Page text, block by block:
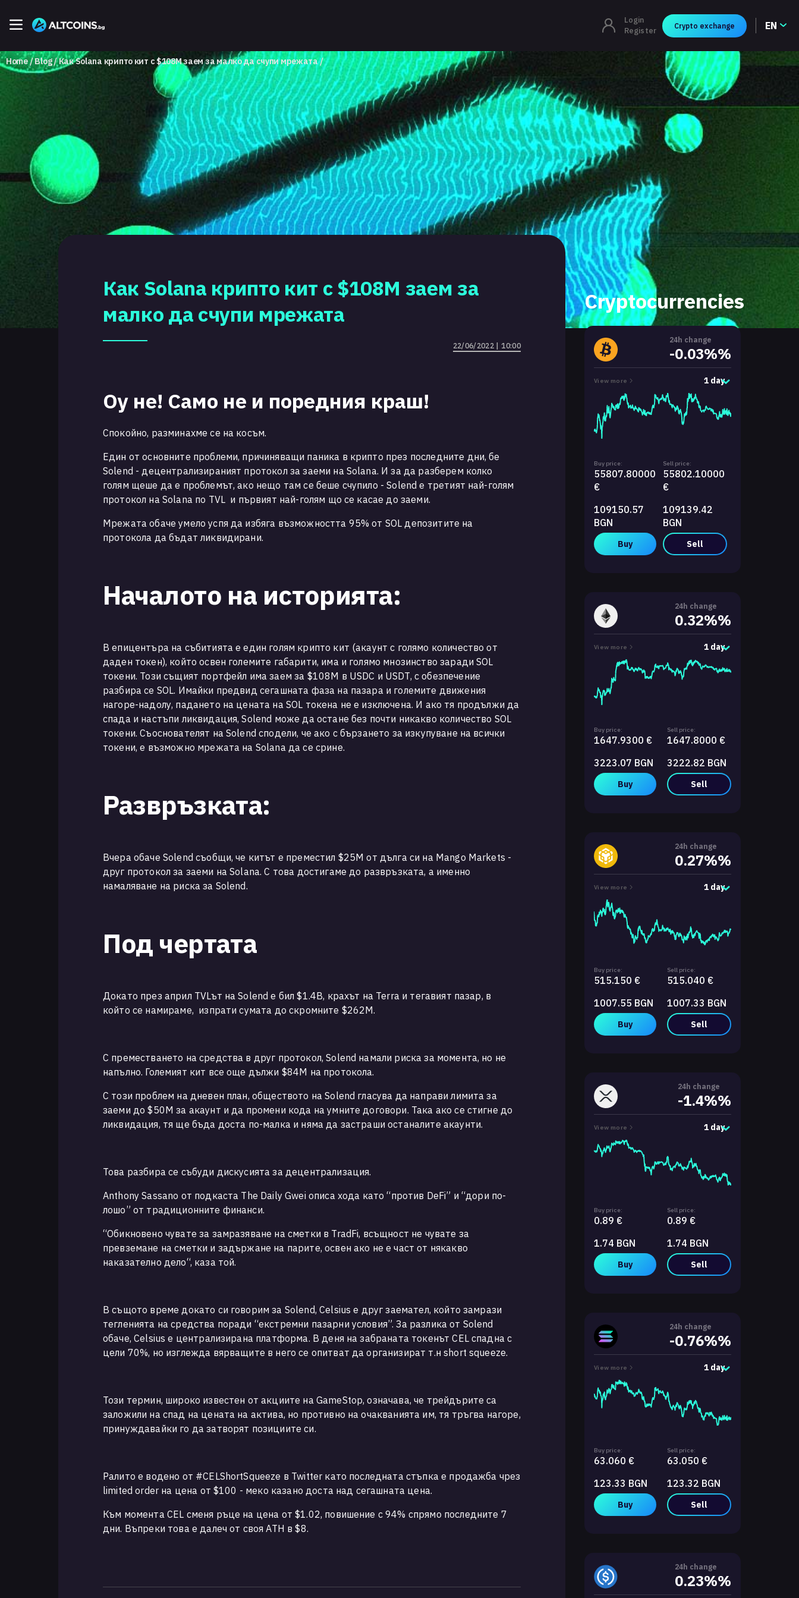
Login
Register
Crypto exchange EN
Home Blog Как Solana крипто кит с $108М заем за малко да счупи мрежата
Как Solana крипто кит с $108М заем за
малко да счупи мрежата
22/06/2022 | 10:00
Оу не! Само не и поредния краш!
Спокойно, разминахме се на косъм.
Един от основните проблеми, причиняващи паника в крипто през последните дни, бе
Solend - децентрализираният протокол за заеми на Solana. И за да разберем колко
голям щеше да е проблемът, ако нещо там се беше счупило - Solend e третият най-голям
протокол на Solana по TVL и първият най-голям що се касае до заеми.
Мрежата обаче умело успя да избяга възможността 95% от SOL депозитите на
протокола да бъдат ликвидирани.
Началото на историята:
В епицентъра на събитията е един голям крипто кит (акаунт с голямо количество от
даден токен), който освен големите габарити, има и голямо мнозинство заради SOL
токени. Този същият портфейл има заем за $108М в USDC и USDT, с обезпечение
разбира се SOL. Имайки предвид сегашната фаза на пазара и големите движения
нагоре-надолу, падането на цената на SOL токена не е изключена. И ако тя продължи да
спада и настъпи ликвидация, Solend може да остане без почти никакво количество SOL
токени. Съоснователят на Solend сподели, че ако с бързането за изкупуване на всички
токени, е възможно мрежата на Solana да се срине.
Развръзката:
Вчера обаче Solend съобщи, че китът е преместил $25М от дълга си на Mango Markets -
друг протокол за заеми на Solana. С това достигаме до развръзката, а именно
намаляване на риска за Solend.
Под чертата
Докато през април TVLът на Solend е бил $1.4В, крахът на Terra и тегавият пазар, в
който се намираме, изпрати сумата до скромните $262М.
С преместването на средства в друг протокол, Solend намали риска за момента, но не
напълно. Големият кит все още дължи $84М на протокола.
С този проблем на дневен план, обществото на Solend гласува да направи лимита за
заеми до $50М за акаунт и да промени кода на умните договори. Така ако се стигне до
ликвидация, тя ще бъда доста по-малка и няма да застраши останалите акаунти.
Това разбира се събуди дискусията за децентрализация.
Anthony Sassano от подкаста The Daily Gwei описа хода като “против DeFi” и “дори по-
лошо” от традиционните финанси.
“Обикновено чувате за замразяване на сметки в TradFi, всъщност не чувате за
превземане на сметки и задържане на парите, освен ако не е част от някакво
наказателно дело“, каза той.
В същото време докато си говорим за Solend, Celsius е друг заемател, който замрази
тегленията на средства поради “екстремни пазарни условия”. За разлика от Solend
обаче, Celsius е централизирана платформа. В деня на забраната токенът CEL спадна с
цели 70%, но изглежда вярващите в него се опитват да организират т.н short squeeze.
Този термин, широко известен от акциите на GameStop, означава, че трейдърите са
заложили на спад на цената на актива, но противно на очакванията им, тя тръгва нагоре,
принуждавайки го да затворят позициите си.
Ралито е водено от #CELShortSqueeze в Twitter като последната стъпка е продажба чрез
limited order на цена от $100 - меко казано доста над сегашната цена.
Към момента CEL сменя ръце на цена от $1.02, повишение с 94% спрямо последните 7
дни. Въпреки това е далеч от своя ATH в $8.
Cryptocurrencies
24h change
-0.03%%
View more 1 day
Buy price:
55807.80000
€
109150.57
BGN
Buy
Sell price:
55802.10000
€
109139.42
BGN
Sell
24h change
0.32%%
View more 1 day
Buy price:
1647.9300 €
3223.07 BGN
Buy
Sell price:
1647.8000 €
3222.82 BGN
Sell
24h change
0.27%%
View more 1 day
Buy price:
515.150 €
1007.55 BGN
Buy
Sell price:
515.040 €
1007.33 BGN
Sell
24h change
-1.4%%
View more 1 day
Buy price:
0.89 €
1.74 BGN
Buy
Sell price:
0.89 €
1.74 BGN
Sell
24h change
-0.76%%
View more 1 day
Buy price:
63.060 €
123.33 BGN
Buy
Sell price:
63.050 €
123.32 BGN
Sell
24h change
0.23%%